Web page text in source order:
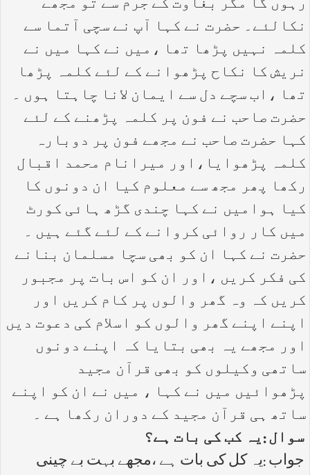
رہوں گا مگر بغاوت کے جرم سے تو مجھے
نکالئے۔ حضرت نے کہا آپ نے سچی آتما سے
کلمہ نہیں پڑھا تھا ،میں نے کہا میں نے
نریش کا نکاح پڑھوانے کے لئے کلمہ پڑھا
تھا ،اب سچے دل سے ایمان لانا چاہتا ہوں ۔
حضرت صاحب نے فون پر کلمہ پڑھنے کے لئے
کہا حضرت صاحب نے مجھے فون پر دوبارہ
کلمہ پڑھوایا،اور میرانام محمد اقبال
رکھا پھر مجھ سے معلوم کیا ان دونوں کا
کیا ہوامیں نے کہا چندی گڑھ ہائی کورٹ
میں کار روائی کروانے کے لئے گئے ہیں ۔
حضرت نے کہا ان کو بھی سچا مسلمان بنانے
کی فکر کریں ،اور ان کو اس بات پر مجبور
کریں کہ وہ گھر والوں پر کام کریں اور
اپنے اپنے گھر والوں کو اسلام کی دعوت دیں
اور مجھے یہ بھی بتایا کہ اپنے دونوں
ساتھی وکیلوں کو بھی قرآن مجید
پڑھوائیں میں نے کہا ، میں نے ان کو اپنے
ساتھ ہی قرآن مجید کے دوران رکھا ہے ۔
سوال :یہ کب کی بات ہے؟
جواب :یہ کل کی بات ہے ،مجھے بہت بے چینی